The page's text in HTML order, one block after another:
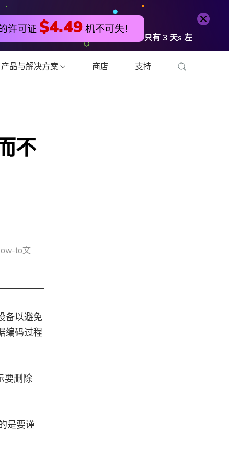
许可证 $4.49机不可失！
只有 3 天s 左
产品与解决方案
频编辑器
商店 支持
免费尝试
不
to文
备以避免
编码过程
要删除
是要谨